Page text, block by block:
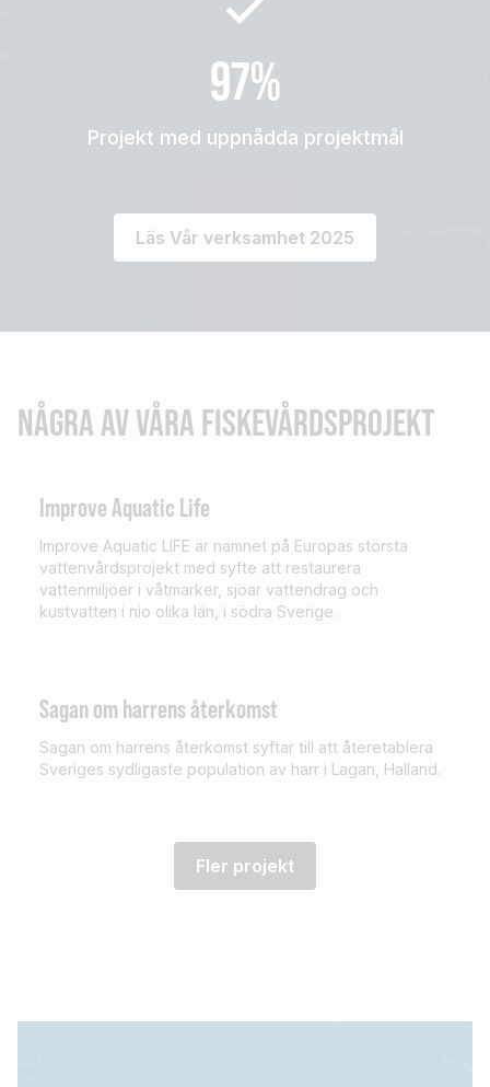
97%
Projekt med uppnådda projektmål
Läs Vår verksamhet 2025
NÅGRA AV VÅRA FISKEVÅRDSPROJEKT
Improve Aquatic Life
Improve Aquatic LIFE är namnet på Europas största
vattenvårdsprojekt med syfte att restaurera
vattenmiljöer i våtmarker, sjöar vattendrag och
kustvatten i nio olika län, i södra Sverige.
Sagan om harrens återkomst
Sagan om harrens återkomst syftar till att återetablera
Sveriges sydligaste population av harr i Lagan, Halland.
Fler projekt